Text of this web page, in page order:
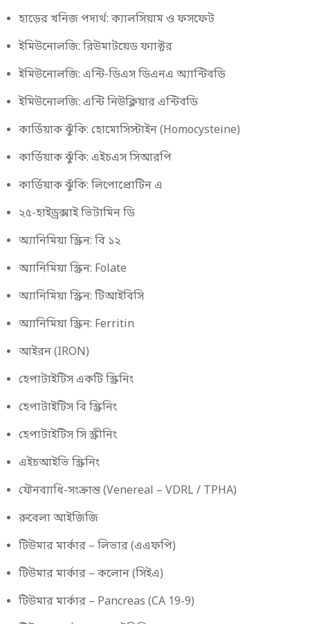
হাড়ের খনিজ পদার্থ: ক্যালসিয়াম ও ফসফেট
ইমিউনোলজি: রিউমাটয়েড ফ্যাক্টর
ইমিউনোলজি: এন্টি-ডিএস ডিএনএ অ্যান্টিবডি
ইমিউনোলজি: এন্টি নিউক্লিয়ার এন্টিবডি
কার্ডিয়াক ঝুঁকি: হোমোসিস্টাইন (Homocysteine)
কার্ডিয়াক ঝুঁকি: এইচএস সিআরপি
কার্ডিয়াক ঝুঁকি: লিপোপ্রোটিন এ
২৫-হাইড্রক্সাই ভিটামিন ডি
অ্যানিমিয়া স্ক্রিন: বি ১২
অ্যানিমিয়া স্ক্রিন: Folate
অ্যানিমিয়া স্ক্রিন: টিআইবিসি
অ্যানিমিয়া স্ক্রিন: Ferritin
আইরন (IRON)
হেপাটাইটিস একটি স্ক্রিনিং
হেপাটাইটিস বি স্ক্রিনিং
হেপাটাইটিস সি স্ক্রীনিং
এইচআইভি স্ক্রিনিং
যৌনব্যাধি-সংক্রান্ত (Venereal – VDRL / TPHA)
রুবেলা আইজিজি
টিউমার মার্কার – লিভার (এএফপি)
টিউমার মার্কার – কলোন (সিইএ)
টিউমার মার্কার – Pancreas (CA 19-9)